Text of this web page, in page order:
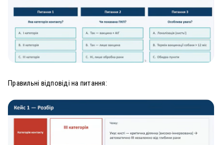
Правильні відповіді на питання: